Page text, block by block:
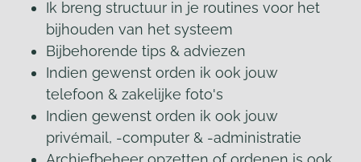
Ik breng structuur in je routines voor het
bijhouden van het systeem
Bijbehorende tips & adviezen
Indien gewenst orden ik ook jouw
telefoon & zakelijke foto's
Indien gewenst orden ik ook jouw
privémail, -computer & -administratie